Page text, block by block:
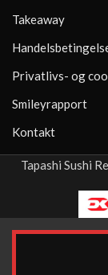
Takeaway
Privatlivs- og
Smileyrapport
Kontakt
Tapashi Sushi